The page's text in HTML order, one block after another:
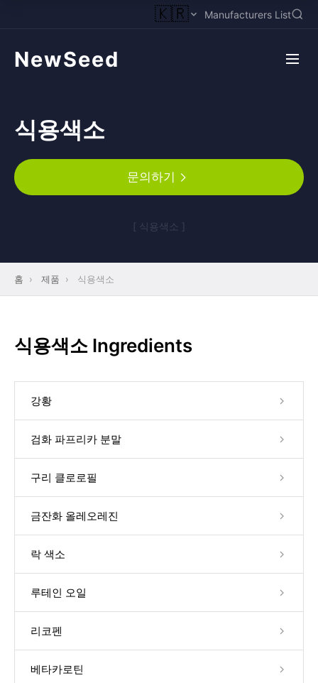
🇰🇷 Manufacturers List
NewSeed
식용색소
문의하기
[ 식용색소 ]
홈 › 제품 › 식용색소
식용색소 Ingredients
강황
검화 파프리카 분말
구리 클로로필
금잔화 올레오레진
락 색소
루테인 오일
리코펜
베타카로틴